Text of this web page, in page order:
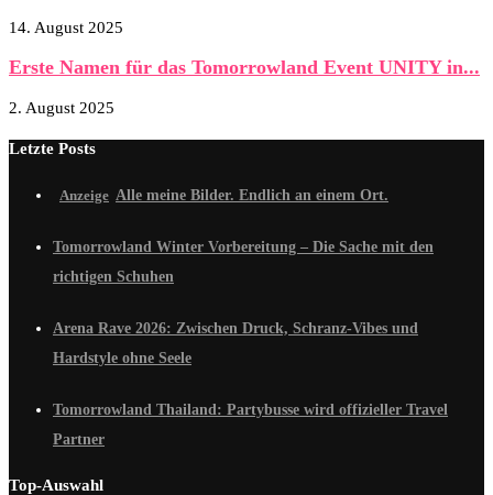
14. August 2025
Erste Namen für das Tomorrowland Event UNITY in...
2. August 2025
Letzte Posts
Alle meine Bilder. Endlich an einem Ort.
Tomorrowland Winter Vorbereitung – Die Sache mit den
richtigen Schuhen
Arena Rave 2026: Zwischen Druck, Schranz-Vibes und
Hardstyle ohne Seele
Tomorrowland Thailand: Partybusse wird offizieller Travel
Partner
Top-Auswahl